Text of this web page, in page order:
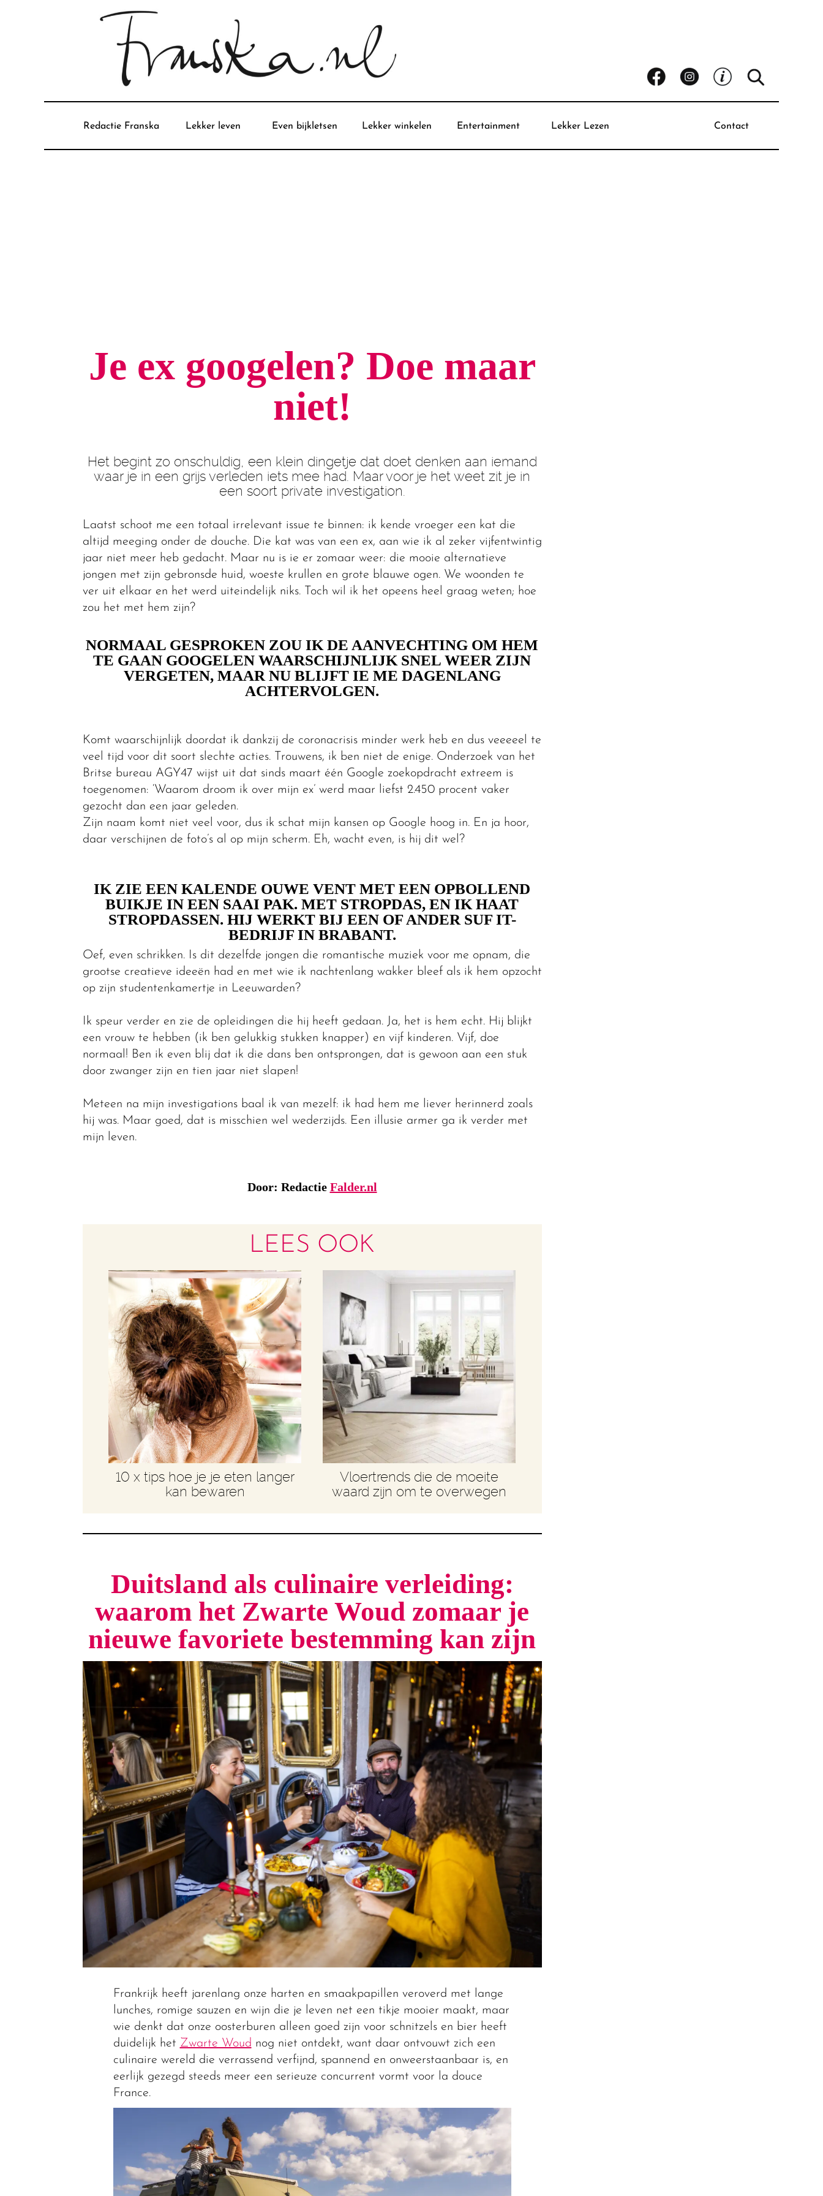
Redactie Franska Lekker leven Even bijkletsen Lekker winkelen Entertainment Lekker Lezen Contact
Je ex googelen? Doe maar
niet!
Het begint zo onschuldig, een klein dingetje dat doet denken aan iemand
waar je in een grijs verleden iets mee had. Maar voor je het weet zit je in
een soort private investigation.
Laatst schoot me een totaal irrelevant issue te binnen: ik kende vroeger een kat die
altijd meeging onder de douche. Die kat was van een ex, aan wie ik al zeker vijfentwintig
jaar niet meer heb gedacht. Maar nu is ie er zomaar weer: die mooie alternatieve
jongen met zijn gebronsde huid, woeste krullen en grote blauwe ogen. We woonden te
ver uit elkaar en het werd uiteindelijk niks. Toch wil ik het opeens heel graag weten; hoe
zou het met hem zijn?
NORMAAL GESPROKEN ZOU IK DE AANVECHTING OM HEM
TE GAAN GOOGELEN WAARSCHIJNLIJK SNEL WEER ZIJN
VERGETEN, MAAR NU BLIJFT IE ME DAGENLANG
ACHTERVOLGEN.
Komt waarschijnlijk doordat ik dankzij de coronacrisis minder werk heb en dus veeeeel te
veel tijd voor dit soort slechte acties. Trouwens, ik ben niet de enige. Onderzoek van het
Britse bureau AGY47 wijst uit dat sinds maart één Google zoekopdracht extreem is
toegenomen: ‘Waarom droom ik over mijn ex’ werd maar liefst 2.450 procent vaker
gezocht dan een jaar geleden.
Zijn naam komt niet veel voor, dus ik schat mijn kansen op Google hoog in. En ja hoor,
daar verschijnen de foto’s al op mijn scherm. Eh, wacht even, is hij dit wel?
IK ZIE EEN KALENDE OUWE VENT MET EEN OPBOLLEND
BUIKJE IN EEN SAAI PAK. MET STROPDAS, EN IK HAAT
STROPDASSEN. HIJ WERKT BIJ EEN OF ANDER SUF IT-
BEDRIJF IN BRABANT.
Oef, even schrikken. Is dit dezelfde jongen die romantische muziek voor me opnam, die
grootse creatieve ideeën had en met wie ik nachtenlang wakker bleef als ik hem opzocht
op zijn studentenkamertje in Leeuwarden?
Ik speur verder en zie de opleidingen die hij heeft gedaan. Ja, het is hem echt. Hij blijkt
een vrouw te hebben (ik ben gelukkig stukken knapper) en vijf kinderen. Vijf, doe
normaal! Ben ik even blij dat ik die dans ben ontsprongen, dat is gewoon aan een stuk
door zwanger zijn en tien jaar niet slapen!
Meteen na mijn investigations baal ik van mezelf: ik had hem me liever herinnerd zoals
hij was. Maar goed, dat is misschien wel wederzijds. Een illusie armer ga ik verder met
mijn leven.
Door: Redactie Falder.nl
LEES OOK
10 x tips hoe je je eten langer
kan bewaren
Vloertrends die de moeite
waard zijn om te overwegen
Duitsland als culinaire verleiding:
waarom het Zwarte Woud zomaar je
nieuwe favoriete bestemming kan zijn
Frankrijk heeft jarenlang onze harten en smaakpapillen veroverd met lange
lunches, romige sauzen en wijn die je leven net een tikje mooier maakt, maar
wie denkt dat onze oosterburen alleen goed zijn voor schnitzels en bier heeft
duidelijk het Zwarte Woud nog niet ontdekt, want daar ontvouwt zich een
culinaire wereld die verrassend verfijnd, spannend en onweerstaanbaar is, en
eerlijk gezegd steeds meer een serieuze concurrent vormt voor la douce
France.